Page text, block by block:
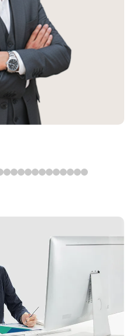
thiết yếu
đại
miễn phí
máy photocopy, máy in,
lý…
thư từ, bưu phẩm, tiếp
phòng
hình mạnh